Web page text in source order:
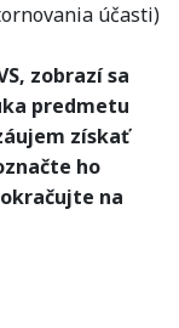
účasti)
zobrazí sa
predmetu
získať
ho
na